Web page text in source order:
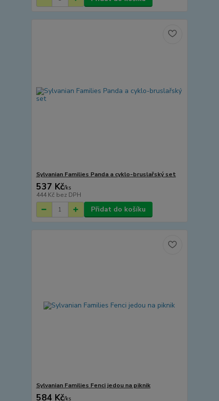
Sylvanian Families Panda a cyklo-bruslařský set
537 Kč/ks
444 Kč bez DPH
Přidat do košíku
Sylvanian Families Fenci jedou na piknik
584 Kč/ks